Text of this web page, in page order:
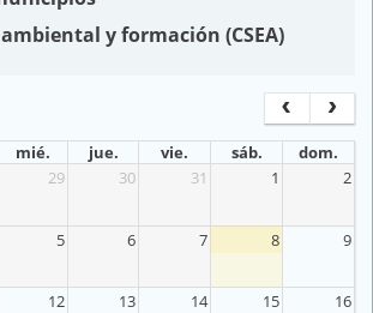
y formación (CSEA)
mié. jue. vie. sáb.
dom.
29 30 31 1 2
5 6 7 8 9
12 13 14 15 16